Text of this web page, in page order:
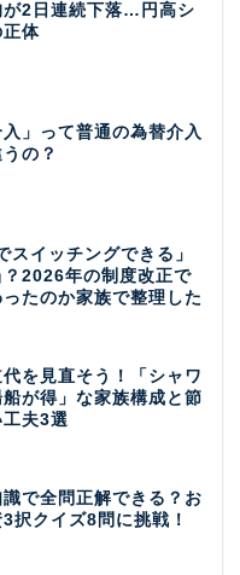
が2日連続下落…円高シ
正体
入」って普通の為替介入
の？
スイッチングできる」
？2026年の制度改正で
たのか家族で整理した
を見直そう！「シャワ
が得」な家族構成と節
夫3選
で全問正解できる？お
択クイズ8問に挑戦！